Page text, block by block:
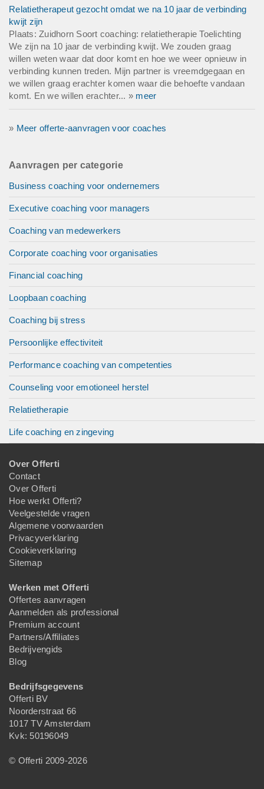
Relatietherapeut gezocht omdat we na 10 jaar de verbinding
kwijt zijn
Plaats: Zuidhorn Soort coaching: relatietherapie Toelichting
We zijn na 10 jaar de verbinding kwijt. We zouden graag
willen weten waar dat door komt en hoe we weer opnieuw in
verbinding kunnen treden. Mijn partner is vreemdgegaan en
we willen graag erachter komen waar die behoefte vandaan
komt. En we willen erachter... » meer
» Meer offerte-aanvragen voor coaches
Aanvragen per categorie
Business coaching voor ondernemers
Executive coaching voor managers
Coaching van medewerkers
Corporate coaching voor organisaties
Financial coaching
Loopbaan coaching
Coaching bij stress
Persoonlijke effectiviteit
Performance coaching van competenties
Counseling voor emotioneel herstel
Relatietherapie
Life coaching en zingeving
Over Offerti
Contact
Over Offerti
Hoe werkt Offerti?
Veelgestelde vragen
Algemene voorwaarden
Privacyverklaring
Cookieverklaring
Sitemap
Werken met Offerti
Offertes aanvragen
Aanmelden als professional
Premium account
Partners/Affiliates
Bedrijvengids
Blog
Bedrijfsgegevens
Offerti BV
Noorderstraat 66
1017 TV Amsterdam
Kvk: 50196049
© Offerti 2009-2026